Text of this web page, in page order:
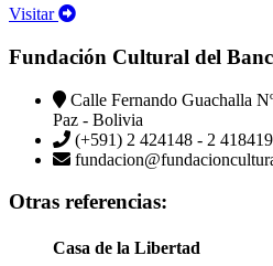
Visitar
Fundación Cultural del
Calle Fernando Guachalla
Paz - Bolivia
(+591) 2 424148 - 2 418419
Otras referencias:
Casa de la Libertad